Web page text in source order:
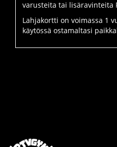
varusteita tai lisäravinteita
Lahjakortti on voimassa 1
käytössä ostamaltasi